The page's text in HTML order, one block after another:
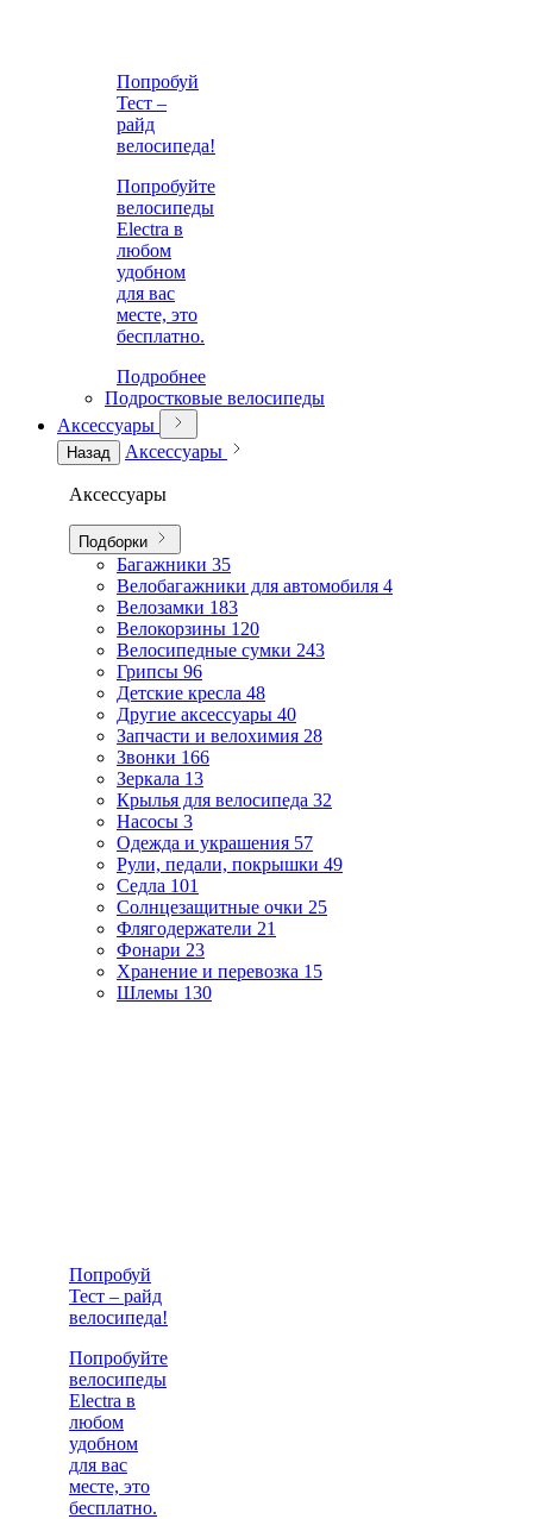
Попробуй
Тест –
райд
велосипеда!
Попробуйте
велосипеды
Electra в
любом
удобном
для вас
месте, это
бесплатно.
Подробнее
Подростковые велосипеды
Аксессуары
Назад Аксессуары
Аксессуары
Подборки
Багажники 35
Велобагажники для автомобиля 4
Велозамки 183
Велокорзины 120
Велосипедные сумки 243
Грипсы 96
Детские кресла 48
Другие аксессуары 40
Запчасти и велохимия 28
Звонки 166
Зеркала 13
Крылья для велосипеда 32
Насосы 3
Одежда и украшения 57
Рули, педали, покрышки 49
Седла 101
Солнцезащитные очки 25
Флягодержатели 21
Фонари 23
Хранение и перевозка 15
Шлемы 130
Попробуй
Тест – райд
велосипеда!
Попробуйте
велосипеды
Electra в
любом
удобном
для вас
месте, это
бесплатно.